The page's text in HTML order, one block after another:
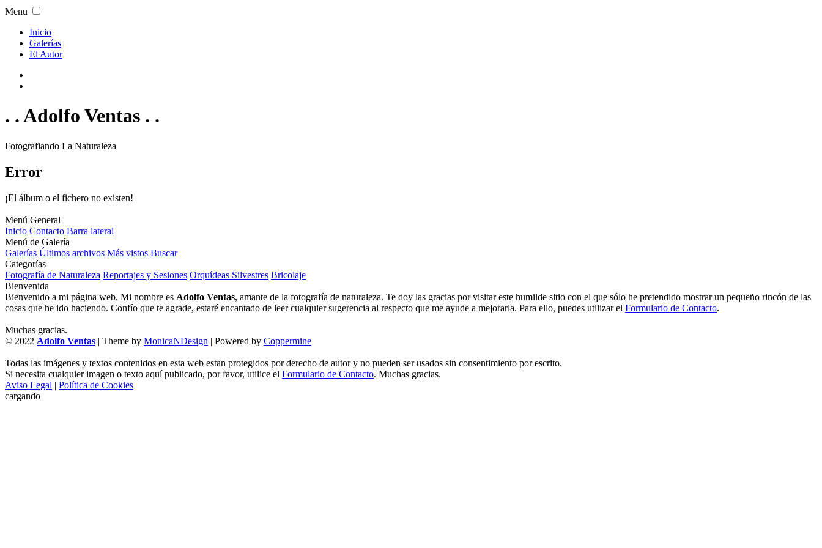
Menu
Inicio
Galerías
El Autor
. . Adolfo Ventas . .
Fotografiando La Naturaleza
Error
¡El álbum o el fichero no existen!
Menú General
Inicio Contacto Barra lateral
Menú de Galería
Galerías Últimos archivos Más vistos Buscar
Categorías
Fotografía de Naturaleza Reportajes y Sesiones Orquídeas Silvestres Bricolaje
Bienvenida
Bienvenido a mi página web. Mi nombre es Adolfo Ventas, amante de la fotografía de naturaleza. Te doy las gracias por visitar este humilde sitio con el que sólo he pretendido mostrar un pequeño rincón de las
cosas que he ido haciendo. Confío que te agrade, estaré encantado de leer cualquier sugerencia al respecto que me ayude a mejorarla. Para ello, puedes utilizar el Formulario de Contacto.
Muchas gracias.
© 2022 Adolfo Ventas | Theme by MonicaNDesign | Powered by Coppermine
Todas las imágenes y textos contenidos en esta web estan protegidos por derecho de autor y no pueden ser usados sin consentimiento por escrito.
Si necesita cualquier imagen o texto aquí publicado, por favor, utilice el Formulario de Contacto. Muchas gracias.
Aviso Legal | Política de Cookies
cargando